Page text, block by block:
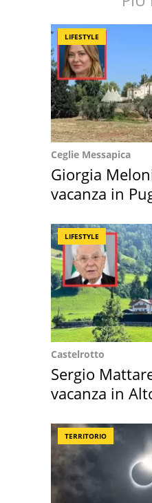
LIFESTYLE
Ceglie Messapica
Giorgia
vacanza in
LIFESTYLE
Castelrotto
Sergio
vacanza in
TERRITORIO